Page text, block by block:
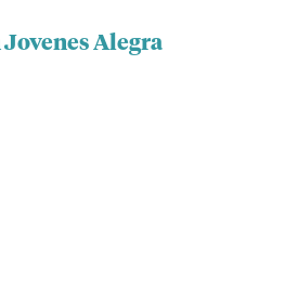
Alegra